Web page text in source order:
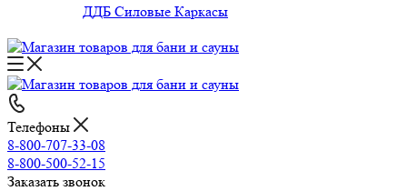
ДДБ Силовые Каркасы
Телефоны
8-800-707-33-08
8-800-500-52-15
Заказать звонок